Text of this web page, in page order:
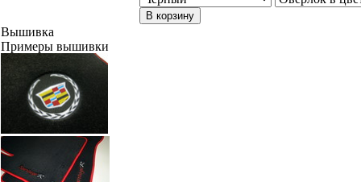
В корзину
Вышивка
Примеры вышивки